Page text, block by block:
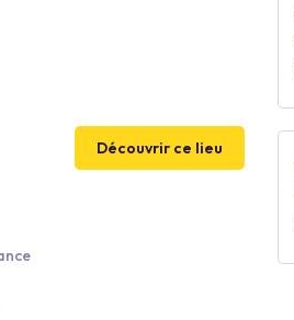
Découvrir ce lieu